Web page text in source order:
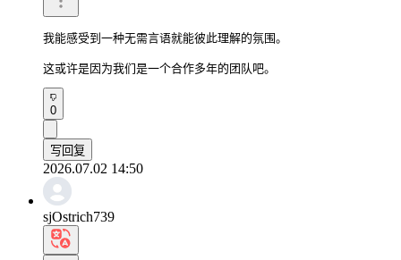
我能感受到一种无需言语就能彼此理解的氛围。
这或许是因为我们是一个合作多年的团队吧。
0
写回复
2026.07.02 14:50
sjOstrich739